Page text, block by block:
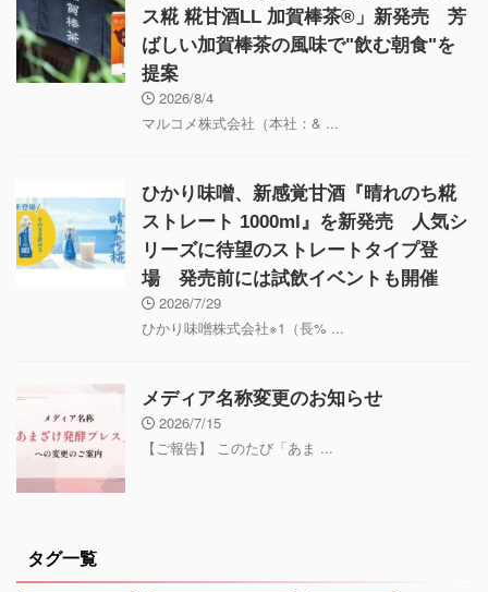
ス糀 糀甘酒LL 加賀棒茶®」新発売 芳
ばしい加賀棒茶の風味で"飲む朝食"を
提案
2026/8/4
マルコメ株式会社（本社：& ...
ひかり味噌、新感覚甘酒『晴れのち糀
ストレート 1000ml』を新発売 人気シ
リーズに待望のストレートタイプ登
場 発売前には試飲イベントも開催
2026/7/29
ひかり味噌株式会社※1（長% ...
メディア名称変更のお知らせ
2026/7/15
【ご報告】 このたび「あま ...
タグ一覧